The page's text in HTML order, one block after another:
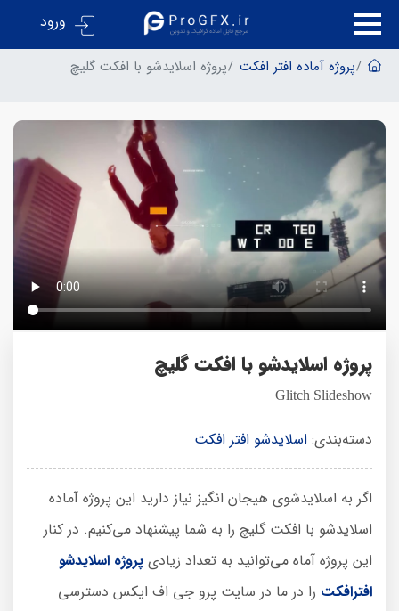
ورود
پروژه آماده افتر افکت پروژه اسلایدشو با افکت گلیچ
پروژه اسلایدشو با افکت گلیچ
Glitch Slideshow
دسته‌بندی: اسلایدشو افتر افکت
اگر به اسلایدشوی هیجان انگیز نیاز دارید این پروژه آماده
اسلایدشو با افکت گلیچ را به شما پیشنهاد می‌کنیم. در کنار
این پروژه آماه می‌توانید به تعداد زیادی پروژه اسلایدشو
افترافکت را در ما در سایت پرو جی اف ایکس دسترسی